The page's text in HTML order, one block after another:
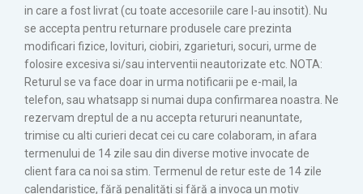
in care a fost livrat (cu toate accesoriile care l-au insotit). Nu
se accepta pentru returnare produsele care prezinta
modificari fizice, lovituri, ciobiri, zgarieturi, socuri, urme de
folosire excesiva si/sau interventii neautorizate etc. NOTA:
Returul se va face doar in urma notificarii pe e-mail, la
telefon, sau whatsapp si numai dupa confirmarea noastra. Ne
rezervam dreptul de a nu accepta retururi neanuntate,
trimise cu alti curieri decat cei cu care colaboram, in afara
termenului de 14 zile sau din diverse motive invocate de
client fara ca noi sa stim. Termenul de retur este de 14 zile
calendaristice, fără penalități și fără a invoca un motiv